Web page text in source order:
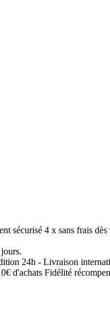
sécurisé 4 x sans frais dès
24h - Livraison
Fidélité